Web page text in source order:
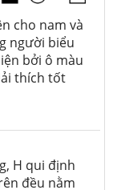
cho nam và
người biểu
bởi ô màu
thích tốt
H qui định
đều nằm